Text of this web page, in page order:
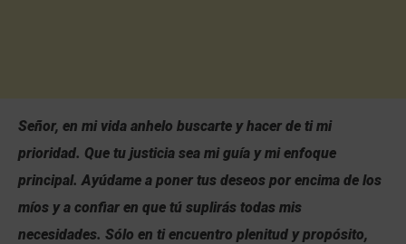
Señor, en mi vida anhelo buscarte y hacer de ti mi
prioridad. Que tu justicia sea mi guía y mi enfoque
principal. Ayúdame a poner tus deseos por encima de los
míos y a confiar en que tú suplirás todas mis
necesidades. Sólo en ti encuentro plenitud y propósito,